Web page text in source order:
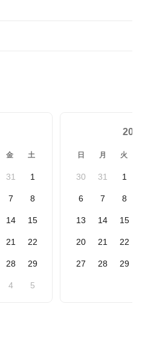
金 土
31 1
7 8
14 15
21 22
28 29
4 5
日 月 火
30 31 1
6 7 8
13 14 15
20 21 22
27 28 29